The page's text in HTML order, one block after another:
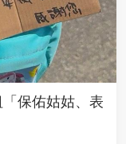
保佑姑姑、表